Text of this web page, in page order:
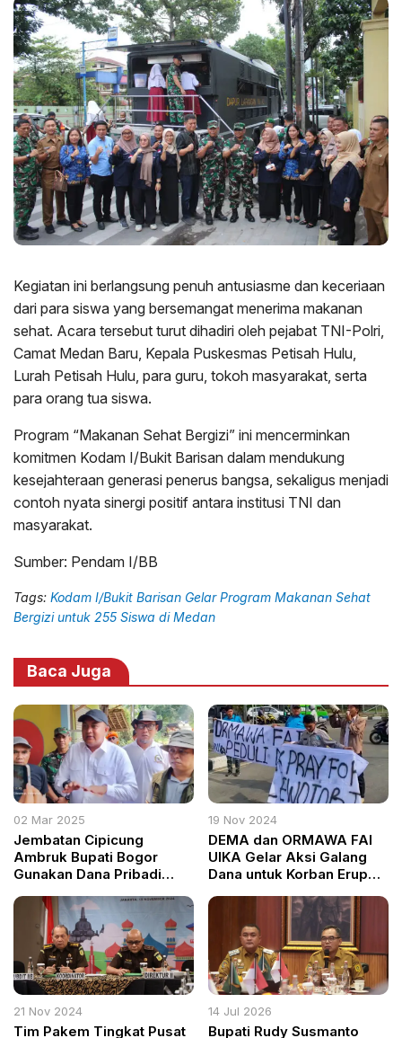
Kegiatan ini berlangsung penuh antusiasme dan keceriaan
dari para siswa yang bersemangat menerima makanan
sehat. Acara tersebut turut dihadiri oleh pejabat TNI-Polri,
Camat Medan Baru, Kepala Puskesmas Petisah Hulu,
Lurah Petisah Hulu, para guru, tokoh masyarakat, serta
para orang tua siswa.
Program “Makanan Sehat Bergizi” ini mencerminkan
komitmen Kodam I/Bukit Barisan dalam mendukung
kesejahteraan generasi penerus bangsa, sekaligus menjadi
contoh nyata sinergi positif antara institusi TNI dan
masyarakat.
Sumber: Pendam I/BB
Tags: Kodam I/Bukit Barisan Gelar Program Makanan Sehat
Bergizi untuk 255 Siswa di Medan
Baca Juga
02 Mar 2025
Jembatan Cipicung
Ambruk Bupati Bogor
Gunakan Dana Pribadi
19 Nov 2024
DEMA dan ORMAWA FAI
UIKA Gelar Aksi Galang
Dana untuk Korban Erupsi
21 Nov 2024
Tim Pakem Tingkat Pusat
14 Jul 2026
Bupati Rudy Susmanto